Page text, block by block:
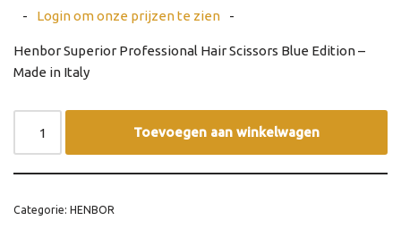
- Login om onze prijzen te zien -
Henbor Superior Professional Hair Scissors Blue Edition –
Made in Italy
Toevoegen aan winkelwagen
Categorie: HENBOR